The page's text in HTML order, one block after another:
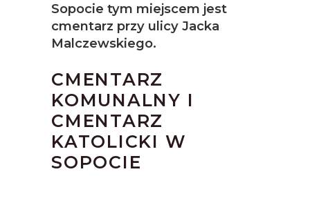
Sopocie tym miejscem jest
cmentarz przy ulicy Jacka
Malczewskiego.
CMENTARZ
KOMUNALNY I
CMENTARZ
KATOLICKI W
SOPOCIE